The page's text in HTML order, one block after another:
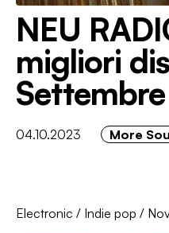
NEU
migliori
04.10.2023 More
Electronic / Indie pop /